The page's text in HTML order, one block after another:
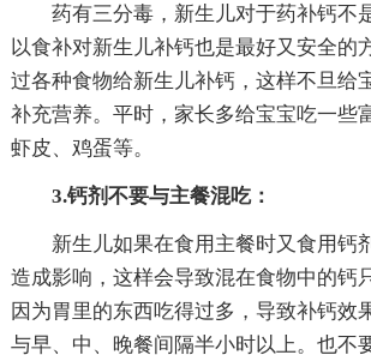
药有三分毒，新生儿对于药补钙不
以食补对新生儿补钙也是最好又安全的
过各种食物给新生儿补钙，这样不旦给
补充营养。平时，家长多给宝宝吃一些
虾皮、鸡蛋等。
3.钙剂不要与主餐混吃：
新生儿如果在食用主餐时又食用钙
造成影响，这样会导致混在食物中的钙
因为胃里的东西吃得过多，导致补钙效
与早、中、晚餐间隔半小时以上。也不